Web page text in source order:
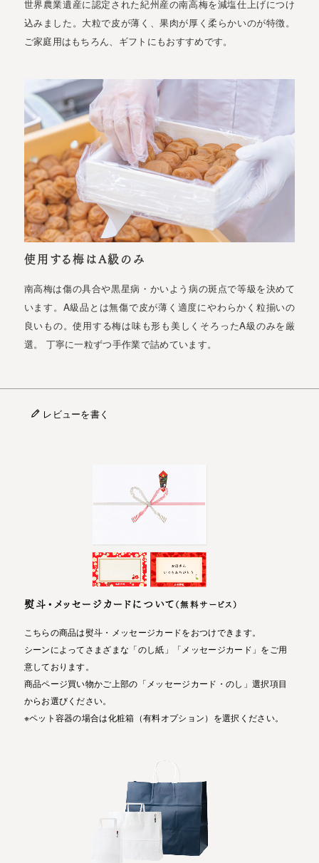
世界農業遺産に認定された紀州産の南高梅を減塩仕上げにつけ
込みました。大粒で皮が薄く、果肉が厚く柔らかいのが特徴。
ご家庭用はもちろん、ギフトにもおすすめです。
使用する梅はA級のみ
南高梅は傷の具合や黒星病・かいよう病の斑点で等級を決めて
います。A級品とは無傷で皮が薄く適度にやわらかく粒揃いの
良いもの。使用する梅は味も形も美しくそろったA級のみを厳
選。 丁寧に一粒ずつ手作業で詰めています。
レビューを書く
熨斗・メッセージカードについて （無料サービス）
こちらの商品は熨斗・メッセージカードをおつけできます。
シーンによってさまざまな「のし紙」「メッセージカード」をご用
意しております。
商品ページ買い物かご上部の「メッセージカード・のし」選択項目
からお選びください。
※ペット容器の場合は化粧箱（有料オプション）を選択ください。